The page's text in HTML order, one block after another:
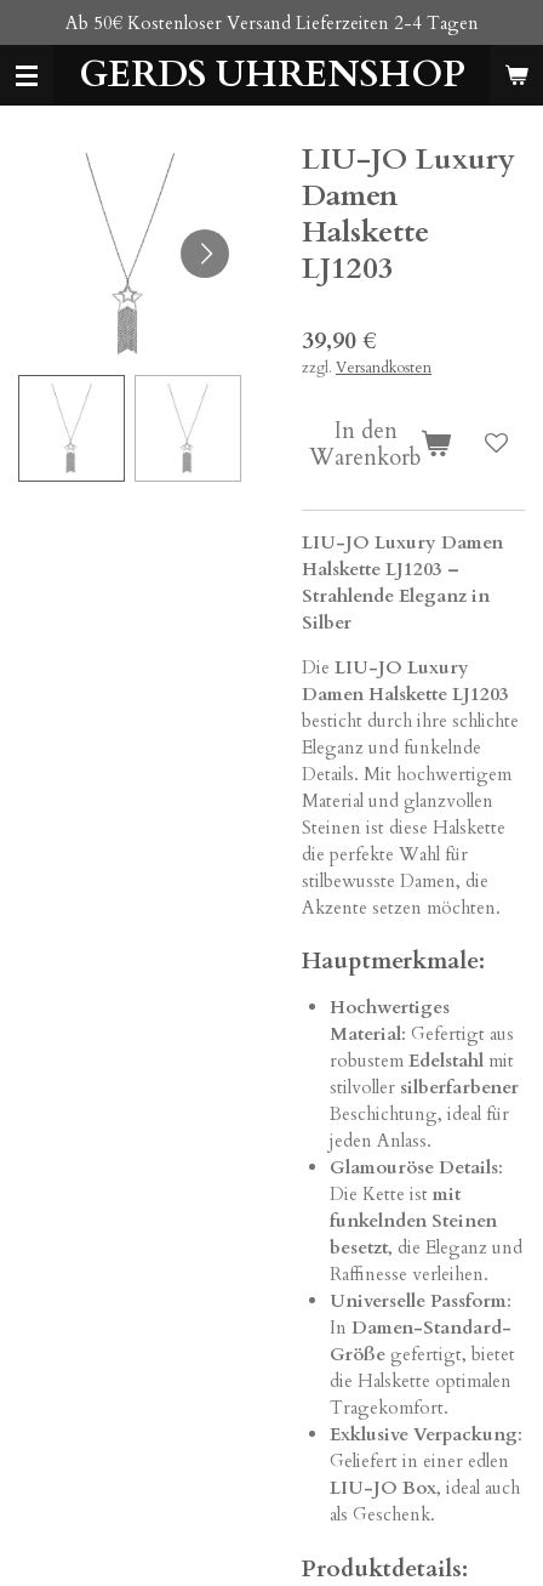
Hauptinhalt
springenGERDS UHRENSHOP
Ab 50€ Kostenloser Versand Lieferzeiten 2-4 Tagen
LIU-JO Luxury
Damen
Halskette
LJ1203
39,90 €
zzgl. Versandkosten
In den
Warenkorb
LIU-JO Luxury Damen
Halskette LJ1203 –
Strahlende Eleganz in
Silber
Die LIU-JO Luxury
Damen Halskette LJ1203
besticht durch ihre schlichte
Eleganz und funkelnde
Details. Mit hochwertigem
Material und glanzvollen
Steinen ist diese Halskette
die perfekte Wahl für
stilbewusste Damen, die
Akzente setzen möchten.
Hauptmerkmale:
Hochwertiges
Material: Gefertigt aus
robustem Edelstahlmit
stilvoller silberfarbener
Beschichtung, ideal für
jeden Anlass.
Glamouröse Details:
Die Kette ist mit
funkelnden Steinen
besetzt, die Eleganz und
Raffinesse verleihen.
Universelle Passform:
In Damen-Standard-
Größegefertigt, bietet
die Halskette optimalen
Tragekomfort.
Exklusive Verpackung:
Geliefert in einer edlen
LIU-JO Box, ideal auch
als Geschenk.
Produktdetails: